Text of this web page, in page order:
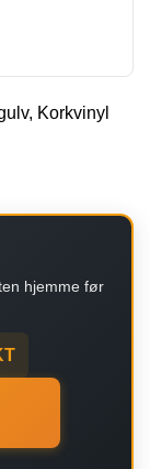
, Korkvinyl
hjemme før